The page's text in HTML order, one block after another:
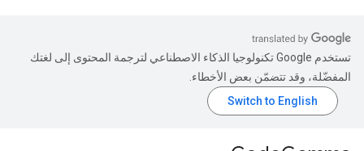
تستخدم Google تكنولوجيا الذكاء الاصطناعي لترجمة المحتوى إلى لغتك
المفضّلة، وقد تتضمّن بعض الأخطاء.